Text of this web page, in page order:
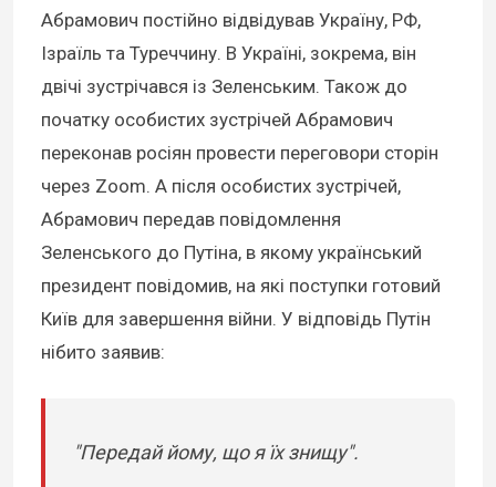
Абрамович постійно відвідував Україну, РФ,
Ізраїль та Туреччину. В Україні, зокрема, він
двічі зустрічався із Зеленським. Також до
початку особистих зустрічей Абрамович
переконав росіян провести переговори сторін
через Zoom. А після особистих зустрічей,
Абрамович передав повідомлення
Зеленського до Путіна, в якому український
президент повідомив, на які поступки готовий
Київ для завершення війни. У відповідь Путін
нібито заявив:
"Передай йому, що я їх знищу".